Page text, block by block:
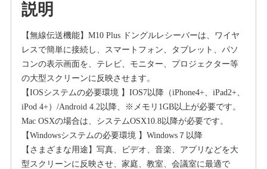
説明
【無線伝送機能】M10 Plus ドングルレシーバーは、ワイヤ
レスで簡単に接続し、スマートフォン、タブレット、パソ
コンの表示画面を、テレビ、モニター、プロジェクター等
の大型スクリーンに反映させます。
【IOSシステムの必要環境 】IOS7以降（iPhone4+、iPad2+、
iPod 4+）/Android 4.2以降、※メモリ1GB以上が必要です。
Mac OSXの場合は、システムOSX10.8以降が必要です。
【Windowsシステムの必要環境 】Windows７以降
【さまざまな用途】写真、ビデオ、音楽、アプリなどを大
型スクリーンに反映させ、家庭、教室、会議室に最適で